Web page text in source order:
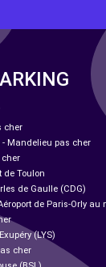
cher
Mandelieu pas cher
cher
de Toulon
de Gaulle (CDG)
de Paris-Orly au
(LYS)
cher